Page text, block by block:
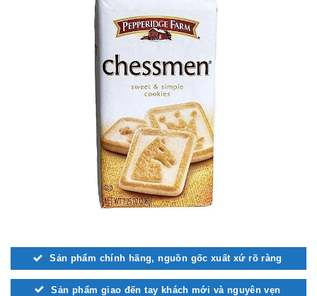
Sản phẩm chính hãng, nguồn gốc xuất xứ rõ ràng
Sản phẩm giao đến tay khách mới và nguyên vẹn